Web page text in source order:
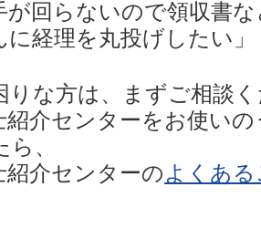
が回らないので領収書
経理を丸投げしたい」
りな方は、まずご相談
紹介センターをお使い
、
紹介センターのよくあ